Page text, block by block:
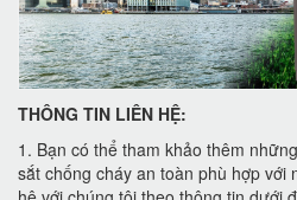
THÔNG TIN LIÊN HỆ:
1. Bạn có thể tham khảo thêm
sắt chống cháy an toàn phù hợp với